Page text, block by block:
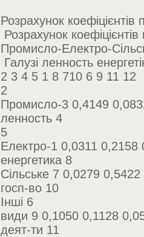
Розрахунок
Розрахунок
Промисло-Електро-
Галузі ленность
2 3 4 5 1 8 710 6 9 11 12
2
Промисло-3 0,4149
ленность 4
5
Електро-1 0,0311 0,2158
енергетика 8
Сільське 7 0,0279
госп-во 10
Інші 6
види 9 0,1050 0,1128
деят-ти 11